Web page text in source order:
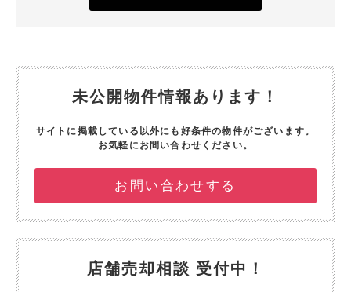
未公開物件情報あります！
サイトに掲載している以外にも好条件の物件がございます。
お気軽にお問い合わせください。
お問い合わせする
店舗売却相談 受付中！